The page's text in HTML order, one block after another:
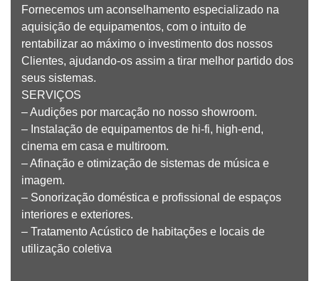
Fornecemos um aconselhamento especializado na
aquisição de equipamentos, com o intuito de
rentabilizar ao máximo o investimento dos nossos
Clientes, ajudando-os assim a tirar melhor partido dos
seus sistemas.
SERVIÇOS
– Audições por marcação no nosso showroom.
– Instalação de equipamentos de hi-fi, high-end,
cinema em casa e multiroom.
– Afinação e otimização de sistemas de música e
imagem.
– Sonorização doméstica e profissional de espaços
interiores e exteriores.
– Tratamento Acústico de habitações e locais de
utilização coletiva